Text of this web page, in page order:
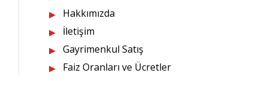
Hakkımızda
İletişim
Gayrimenkul Satış
Faiz Oranları ve Ücretler